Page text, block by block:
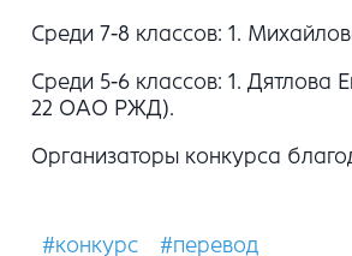
Среди 7-8 классов: 1.
Среди 5-6 классов: 1.
22 ОАО РЖД).
Организаторы конкурса
#конкурс #перевод